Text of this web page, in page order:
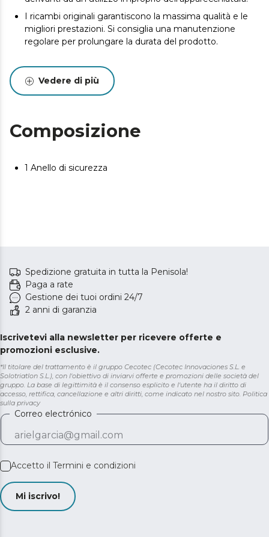
I ricambi originali garantiscono la massima qualità e le
migliori prestazioni. Si consiglia una manutenzione
regolare per prolungare la durata del prodotto.
Vedere di più
Composizione
1 Anello di sicurezza
Spedizione gratuita in tutta la Penisola!
Paga a rate
Gestione dei tuoi ordini 24/7
2 anni di garanzia
Iscrivetevi alla newsletter per ricevere offerte e
promozioni esclusive.
*Il titolare del trattamento è il gruppo Cecotec (Cecotec Innovaciones S.L. e
Solotriatlon S.L.), con l'obiettivo di inviarvi offerte e promozioni delle società del
gruppo. La base di legittimità è il consenso esplicito e l'utente ha il diritto di
accesso, rettifica, cancellazione e altri diritti, come indicato nel nostro sito. Politica
sulla privacy
Correo electrónico
Accetto il Termini e condizioni
Mi iscrivo!